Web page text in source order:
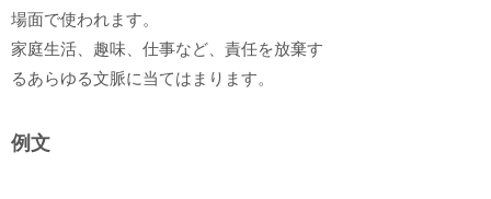
場面で使われます。
家庭生活、趣味、仕事など、責任を放棄す
るあらゆる文脈に当てはまります。
例文